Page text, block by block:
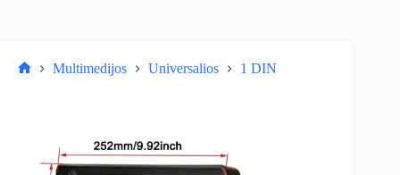
Multimedijos Universalios 1 DIN